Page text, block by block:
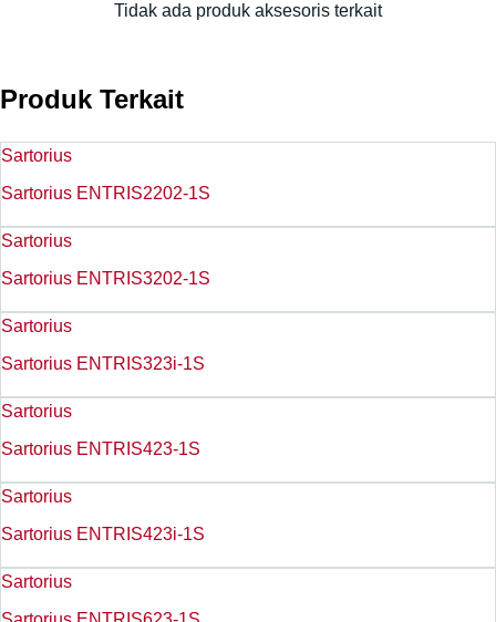
Tidak ada produk aksesoris terkait
Produk Terkait
Sartorius
Sartorius ENTRIS2202-1S
Sartorius
Sartorius ENTRIS3202-1S
Sartorius
Sartorius ENTRIS323i-1S
Sartorius
Sartorius ENTRIS423-1S
Sartorius
Sartorius ENTRIS423i-1S
Sartorius